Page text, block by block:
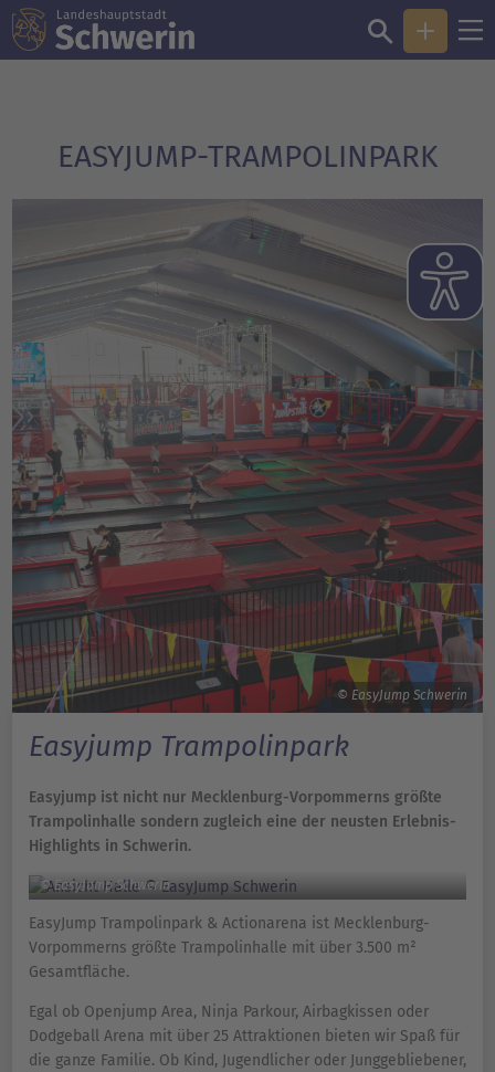
EASYJUMP-TRAMPOLINPARK
© EasyJump Schwerin
Easyjump Trampolinpark
Easyjump ist nicht nur Mecklenburg-Vorpommerns größte
Trampolinhalle sondern zugleich eine der neusten Erlebnis-
Highlights in Schwerin.
© EasyJump Schwerin
EasyJump Trampolinpark & Actionarena ist Mecklenburg-
Vorpommerns größte Trampolinhalle mit über 3.500 m²
Gesamtfläche.
Egal ob Openjump Area, Ninja Parkour, Airbagkissen oder
Dodgeball Arena mit über 25 Attraktionen bieten wir Spaß für
die ganze Familie. Ob Kind, Jugendlicher oder Junggebliebener,